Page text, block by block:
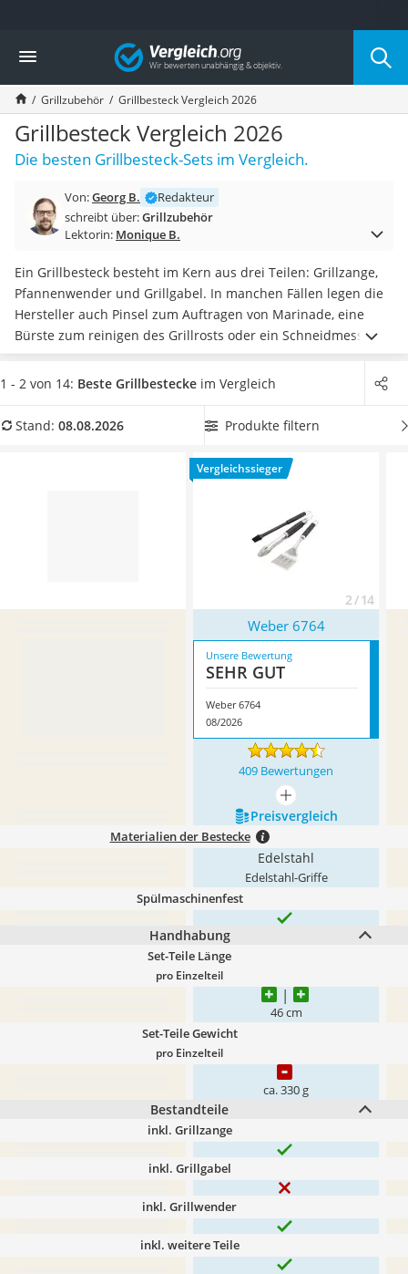
Die beliebtesten Vergleiche nach Kategorie
Baumarkt
Tresor feuerfest
Makita-Akku-Rasenmäher
Kappsäge
Smartes Türschloss
Akku-Rasentrimmer
Feuchtigkeitsmessgerät
Split-Klimaanlage 2 Innengeräte
Pelletofen
Tiefbrunnenpumpe
Fliesenschneider
Hochdruckreiniger
Doppelschleifer
Überwachungskamera
Benzinrasenmäher mit Elektrostart
Löschdecke
Vergleich
Grillzubehör Grillbesteck Vergleich 2026
Grillbesteck Vergleich 2026
Die besten Grillbesteck-Sets im Vergleich.
Von:Georg B.
Redakteur
schreibt über:Grillzubehör
Lektorin: Monique B.
Ein Grillbesteck besteht im Kern aus drei Teilen: Grillzange,
Pfannenwender und Grillgabel. In manchen Fällen legen die
Hersteller auch Pinsel zum Auftragen von Marinade, eine
Bürste zum reinigen des Grillrosts oder ein Schneidmesser
bei – in unserer Produkttabelle finden Sie eine Auflistung
aller Bestandteile.Ein breites Sortiment an Arbeitsgeräten
Grillwerkzeug besitzen. Überzeugt hat uns hier im August
1 - 2 von 14: Beste Grillbestecke im Vergleich
Stand: 08.08.2026 Produkte filtern
Vergleichssieger
2 / 14
Weber 6764
Unsere Bewertung
SEHR GUT
Weber 6764
08/2026
409 Bewertungen
mehr anzeigen
Preis­vergleich
Materialien der Bestecke
Edelstahl
Edelstahl-Griffe
Spülmaschinenfest
Handhabung
Set-Teile Länge
pro Einzelteil
46 cm
Set-Teile Gewicht
pro Einzelteil
ca. 330 g
Bestandteile
inkl. Grillzange
inkl. Grillgabel
inkl. Grillwender
inkl. weitere Teile